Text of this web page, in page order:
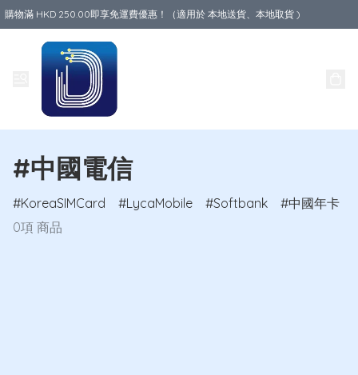
購物滿 HKD 250.00即享免運費優惠！（適用於 本地送貨、本地取貨 )
#中國電信
KoreaSIMCard LycaMobile Softbank
中國年卡
0項 商品